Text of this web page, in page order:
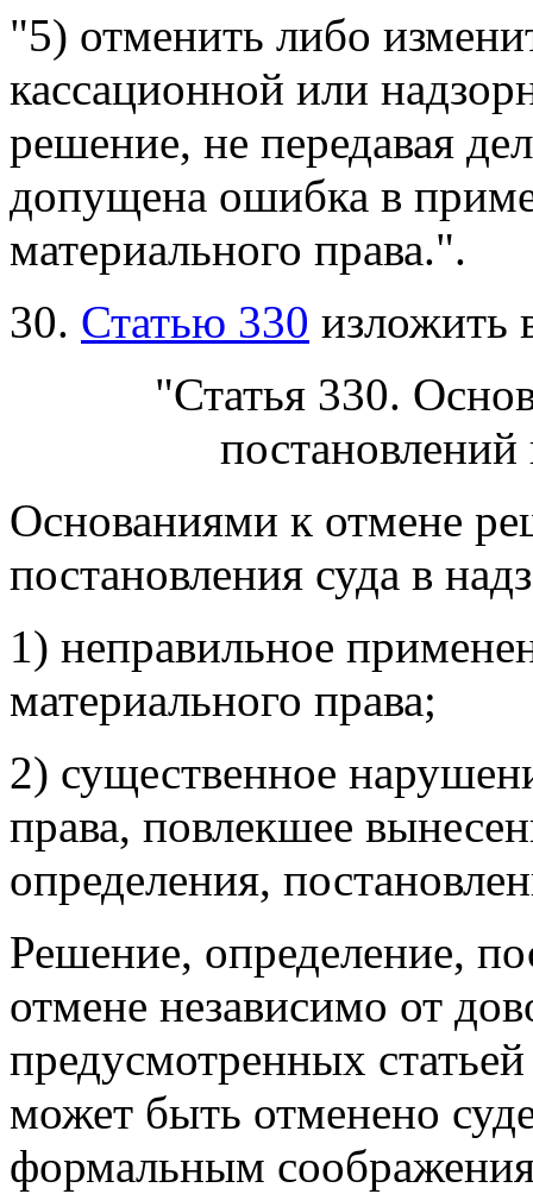
"5) отменить либо
кассационной или
решение, не передавая
допущена ошибка в
материального права.".
30. Статью 330 изложить
"Статья 330.
Основаниями к отмене
постановления суда в
1) неправильное
материального права;
2) существенное
права, повлекшее
определения,
Решение, определение,
отмене независимо от
предусмотренных
может быть отменено
формальным